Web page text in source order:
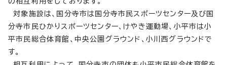
対象施設は、国分寺市は国分寺市民スポーツセンター及び国
分寺市民ひかりスポーツセンター、けやき運動場、小平市は小
平市民総合体育館、中央公園グラウンド、小川西グラウンドで
す。